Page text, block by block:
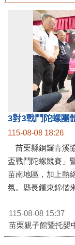
115-08-08 18:26
苗栗縣銅鑼青溪
盃戰鬥陀螺競賽」
苗南地區，加上熱
115-08-08 15:37